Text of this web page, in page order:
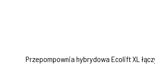
Przepompownia hybrydowa Ecolift XL